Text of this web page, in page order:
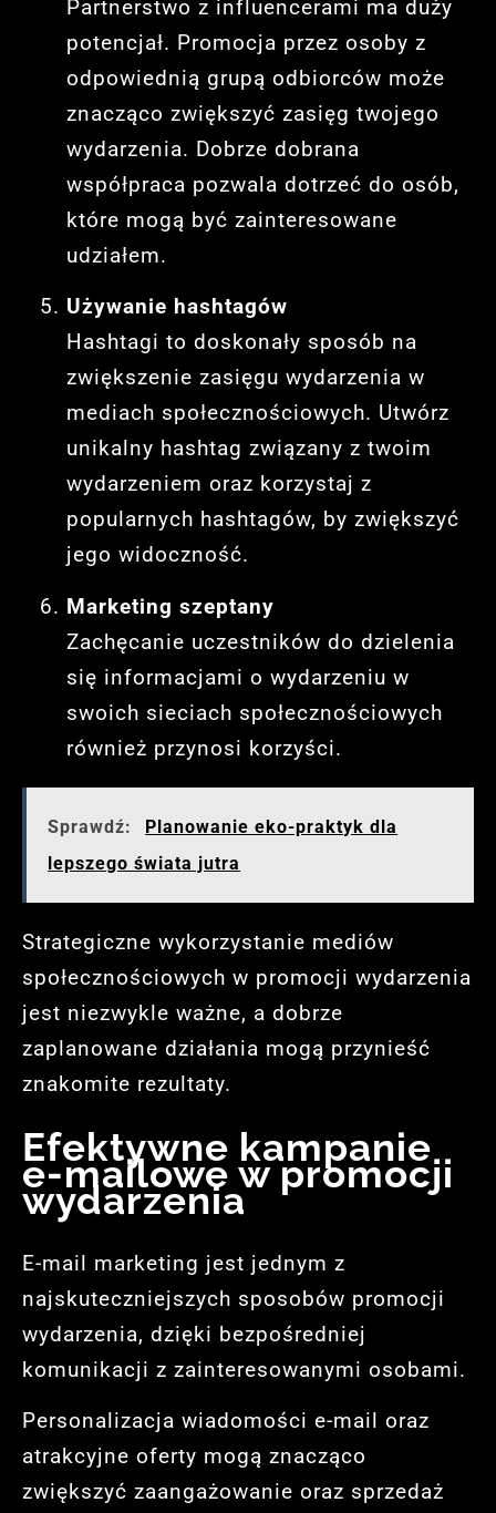
Partnerstwo z influencerami ma duży
potencjał. Promocja przez osoby z
odpowiednią grupą odbiorców może
znacząco zwiększyć zasięg twojego
wydarzenia. Dobrze dobrana
współpraca pozwala dotrzeć do osób,
które mogą być zainteresowane
udziałem.
Używanie hashtagów
Hashtagi to doskonały sposób na
zwiększenie zasięgu wydarzenia w
mediach społecznościowych. Utwórz
unikalny hashtag związany z twoim
wydarzeniem oraz korzystaj z
popularnych hashtagów, by zwiększyć
jego widoczność.
Marketing szeptany
Zachęcanie uczestników do dzielenia
się informacjami o wydarzeniu w
swoich sieciach społecznościowych
również przynosi korzyści.
Sprawdź:
Planowanie eko-praktyk dla
lepszego świata jutra
Strategiczne wykorzystanie mediów
społecznościowych w promocji wydarzenia
jest niezwykle ważne, a dobrze
zaplanowane działania mogą przynieść
znakomite rezultaty.
Efektywne kampanie
e-mailowe w promocji
wydarzenia
E-mail marketing jest jednym z
najskuteczniejszych sposobów promocji
wydarzenia, dzięki bezpośredniej
komunikacji z zainteresowanymi osobami.
Personalizacja wiadomości e-mail oraz
atrakcyjne oferty mogą znacząco
zwiększyć zaangażowanie oraz sprzedaż